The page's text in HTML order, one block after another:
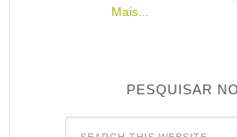
Mais...
PESQUISAR